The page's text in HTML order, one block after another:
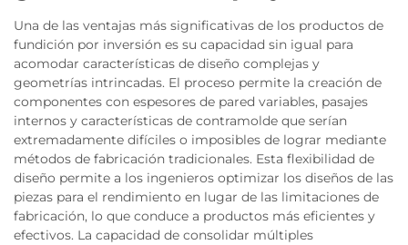
Una de las ventajas más significativas de los productos de
fundición por inversión es su capacidad sin igual para
acomodar características de diseño complejas y
geometrías intrincadas. El proceso permite la creación de
componentes con espesores de pared variables, pasajes
internos y características de contramolde que serían
extremadamente difíciles o imposibles de lograr mediante
métodos de fabricación tradicionales. Esta flexibilidad de
diseño permite a los ingenieros optimizar los diseños de las
piezas para el rendimiento en lugar de las limitaciones de
fabricación, lo que conduce a productos más eficientes y
efectivos. La capacidad de consolidar múltiples